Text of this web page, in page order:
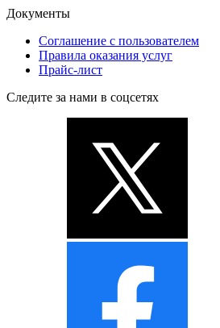
Документы
Соглашение с пользователем
Правила оказания услуг
Прайс-лист
Следите за нами в соцсетях